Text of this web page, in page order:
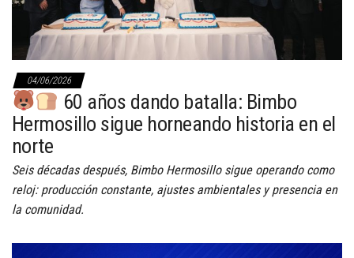
04/06/2026
60 años dando batalla: Bimbo
Hermosillo sigue horneando historia en el
norte
Seis décadas después, Bimbo Hermosillo sigue operando como
reloj: producción constante, ajustes ambientales y presencia en
la comunidad.